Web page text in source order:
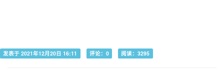
发表于 2021年12月20日 16:11 评论：0 阅读：3295